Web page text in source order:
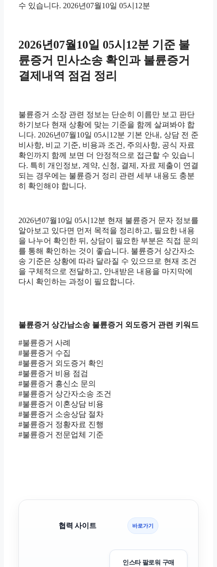
수 있습니다. 2026년07월10일 05시12분
2026년07월10일 05시12분 기준 불
륜증거 민사소송 확인과 불륜증거
결제내역 점검 정리
불륜증거 소장 관련 정보는 단순히 이름만 보고 판단
하기보다 현재 상황에 맞는 기준을 함께 살펴봐야 합
니다. 2026년07월10일 05시12분 기본 안내, 상담 전 준
비사항, 비교 기준, 비용과 조건, 주의사항, 공식 자료
확인까지 함께 보면 더 안정적으로 접근할 수 있습니
다. 특히 개인정보, 계약, 신청, 결제, 자료 제출이 연결
되는 경우에는 불륜증거 정리 관련 세부 내용도 충분
히 확인해야 합니다.
2026년07월10일 05시12분 현재 불륜증거 문자 정보를
알아보고 있다면 먼저 목적을 정리하고, 필요한 내용
을 나누어 확인한 뒤, 상담이 필요한 부분은 직접 문의
를 통해 확인하는 것이 좋습니다. 불륜증거 상간자소
송 기준은 상황에 따라 달라질 수 있으므로 현재 조건
을 구체적으로 전달하고, 안내받은 내용을 마지막에
다시 확인하는 과정이 필요합니다.
불륜증거 상간남소송 불륜증거 외도증거 관련 키워드
#불륜증거 사례
#불륜증거 수집
#불륜증거 외도증거 확인
#불륜증거 비용 점검
#불륜증거 흥신소 문의
#불륜증거 상간자소송 조건
#불륜증거 이혼상담 비용
#불륜증거 소송상담 절차
#불륜증거 정황자료 진행
#불륜증거 전문업체 기준
협력 사이트 바로가기
인스타 팔로워 구매